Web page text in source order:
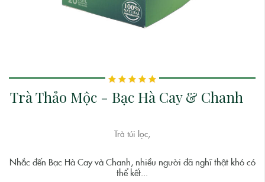
Trà Thảo Mộc - Bạc Hà Cay & Chanh
Trà túi lọc,
Nhắc đến Bạc Hà Cay và Chanh, nhiều người đã nghĩ thật khó có
thể kết...